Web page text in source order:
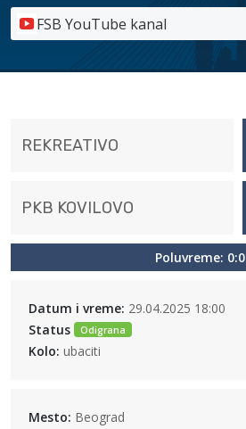
FSB YouTube kanal
REKREATIVO
PKB KOVILOVO
Poluvreme: 0:0
Datum i vreme: 29.04.2025 18:00
Status
Odigrana
Kolo: ubaciti
Mesto: Beograd